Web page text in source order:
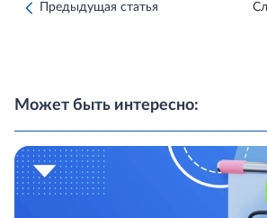
Предыдущая статья
Может быть интересно: